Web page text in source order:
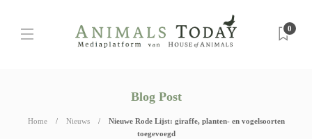
0
Blog Post
Home Nieuws
Nieuwe Rode Lijst: giraffe, planten- en vogelsoorten
toegevoegd